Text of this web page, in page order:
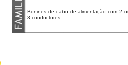
Bonines de cabo de alimentação com 2
3 conductores